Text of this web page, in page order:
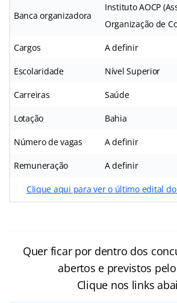
Banca organizadora
Instituto AOCP
Organização de
Cargos A definir
Escolaridade Nível Superior
Carreiras Saúde
Lotação Bahia
Número de vagas A definir
Remuneração A definir
Clique aqui para ver o último edital do
Quer ficar por dentro dos
abertos e previstos
Clique nos links